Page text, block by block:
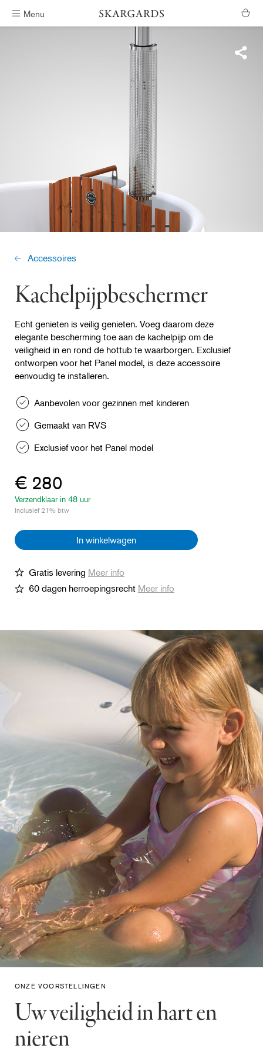
Menu Verzending binnen #ShippingTimeGeneral
Accessoires
Kachelpijpbeschermer
Echt genieten is veilig genieten. Voeg daarom deze
elegante bescherming toe aan de kachelpijp om de
veiligheid in en rond de hottub te waarborgen. Exclusief
ontworpen voor het Panel model, is deze accessoire
eenvoudig te installeren.
Aanbevolen voor gezinnen met kinderen
Gemaakt van RVS
Exclusief voor het Panel model
€ 280
Verzendklaar in 48 uur
Inclusief 21% btw
In winkelwagen
Gratis levering Meer info
60 dagen herroepingsrecht Meer info
ONZE VOORSTELLINGEN
Uw veiligheid in hart en
nieren